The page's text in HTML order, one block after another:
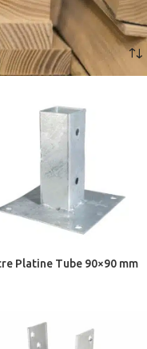
12 résultats affichés
Platine Tube 90×90 mm